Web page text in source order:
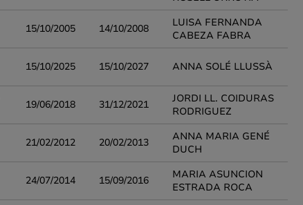
15/10/2005 14/10/2008
LUISA FERNANDA
CABEZA FABRA
15/10/2025 15/10/2027 ANNA SOLÉ LLUSSÀ
19/06/2018 31/12/2021
JORDI LL. COIDURAS
RODRIGUEZ
21/02/2012 20/02/2013
ANNA MARIA GENÉ
DUCH
24/07/2014 15/09/2016
MARIA ASUNCION
ESTRADA ROCA